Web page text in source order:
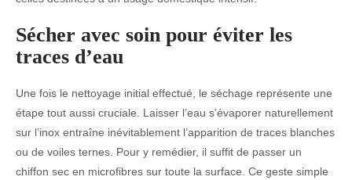
Sécher avec soin pour éviter les
traces d’eau
Une fois le nettoyage initial effectué, le séchage représente une
étape tout aussi cruciale. Laisser l’eau s’évaporer naturellement
sur l’inox entraîne inévitablement l’apparition de traces blanches
ou de voiles ternes. Pour y remédier, il suffit de passer un
chiffon sec en microfibres sur toute la surface. Ce geste simple